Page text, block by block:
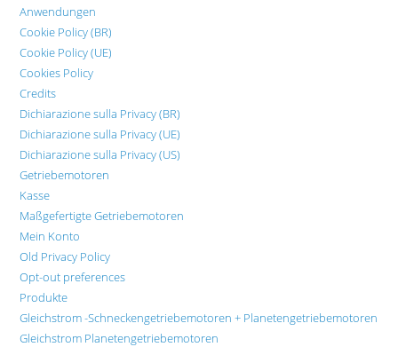
Anwendungen
Cookie Policy (BR)
Cookie Policy (UE)
Cookies Policy
Credits
Dichiarazione sulla Privacy (BR)
Dichiarazione sulla Privacy (UE)
Dichiarazione sulla Privacy (US)
Getriebemotoren
Kasse
Maßgefertigte Getriebemotoren
Mein Konto
Old Privacy Policy
Opt-out preferences
Produkte
Gleichstrom -Schneckengetriebemotoren + Planetengetriebemotoren
Gleichstrom Planetengetriebemotoren